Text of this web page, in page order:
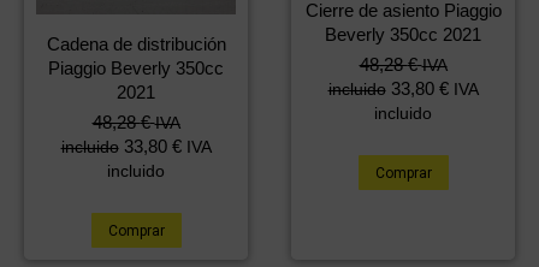
Cadena de distribución
Piaggio Beverly 350cc
2021
48,28€ IVA
incluido 33,80 € IVA
incluido
Comprar
Cierre de asiento Piaggio
Beverly 350cc 2021
48,28€ IVA
incluido 33,80 € IVA
incluido
Comprar